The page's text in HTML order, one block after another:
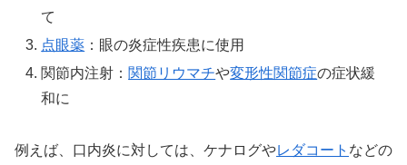
て
点眼薬 ：眼の炎症性疾患に使用
関節内注射： 関節リウマチや変形性関節症の症状緩
和に
例えば、口内炎に対しては、ケナログやレダコート などの